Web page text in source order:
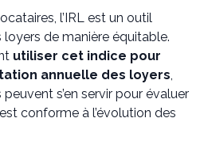
l’IRL est un outil
de manière équitable.
utiliser cet indice pour
annuelle des loyers,
s’en servir pour évaluer
conforme à l’évolution des